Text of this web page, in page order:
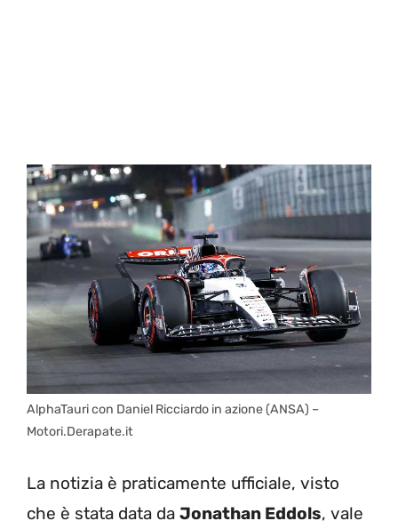
AlphaTauri con Daniel Ricciardo in azione (ANSA) –
Motori.Derapate.it
La notizia è praticamente ufficiale, visto
che è stata data da Jonathan Eddols, vale